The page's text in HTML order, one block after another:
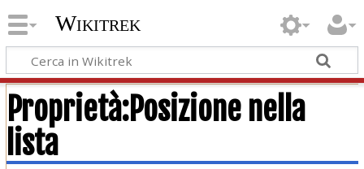
Wikitrek
Proprietà:Posizione nella
lista